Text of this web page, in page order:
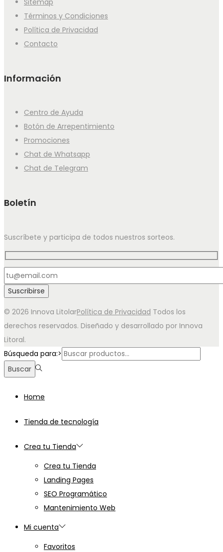
Términos y Condiciones
Política de Privacidad
Contacto
Información
Centro de Ayuda
Botón de Arrepentimiento
Promociones
Chat de Whatsapp
Chat de Telegram
Boletín
Suscríbete y participa de todos nuestros sorteos.
© 2026 Innova LitolarPolítica de Privacidad Todos los
derechos reservados. Diseñado y desarrollado por Innova
Litoral.
Búsqueda para:>
Buscar
Home
Tienda de tecnología
Crea tu Tienda
Crea tu Tienda
Landing Pages
SEO Programático
Mantenimiento Web
Mi cuenta
Favoritos